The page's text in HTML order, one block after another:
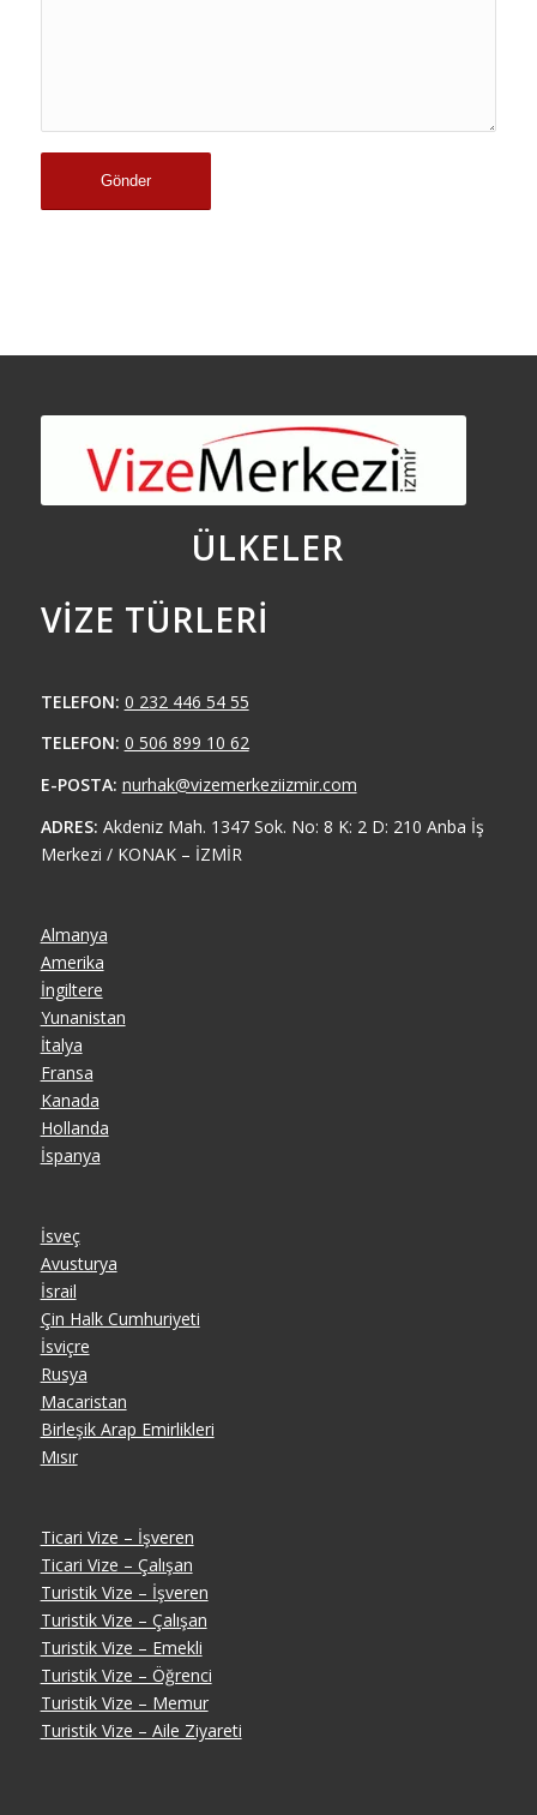
ÜLKELER
VIZE TÜRLERI
TELEFON: 0 232 446 54 55
TELEFON: 0 506 899 10 62
E-POSTA: nurhak@vizemerkeziizmir.com
ADRES: Akdeniz Mah. 1347 Sok. No: 8 K: 2 D: 210 Anba İş
Merkezi / KONAK – İZMİR
Almanya
Amerika
İngiltere
Yunanistan
İtalya
Fransa
Kanada
Hollanda
İspanya
İsveç
Avusturya
İsrail
Çin Halk Cumhuriyeti
İsviçre
Rusya
Macaristan
Birleşik Arap Emirlikleri
Mısır
Ticari Vize – İşveren
Ticari Vize – Çalışan
Turistik Vize – İşveren
Turistik Vize – Çalışan
Turistik Vize – Emekli
Turistik Vize – Öğrenci
Turistik Vize – Memur
Turistik Vize – Aile Ziyareti